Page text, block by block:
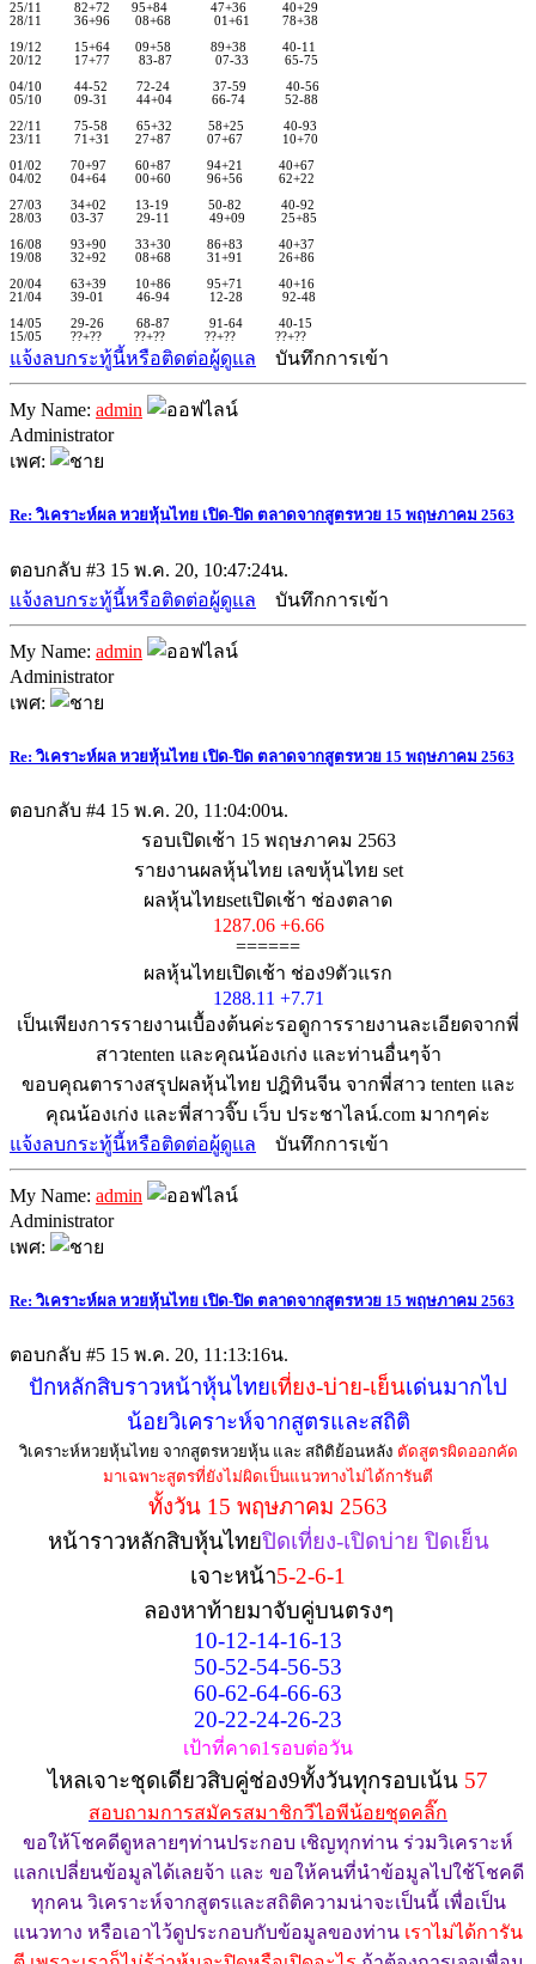
25/11 82+72 95+84 47+36 40+29
28/11 36+96 08+68 01+61 78+38
19/12 15+64 09+58 89+38 40-11
20/12 17+77 83-87 07-33 65-75
04/10 44-52 72-24 37-59 40-56
05/10 09-31 44+04 66-74 52-88
22/11 75-58 65+32 58+25 40-93
23/11 71+31 27+87 07+67 10+70
01/02 70+97 60+87 94+21 40+67
04/02 04+64 00+60 96+56 62+22
27/03 34+02 13-19 50-82 40-92
28/03 03-37 29-11 49+09 25+85
16/08 93+90 33+30 86+83 40+37
19/08 32+92 08+68 31+91 26+86
20/04 63+39 10+86 95+71 40+16
21/04 39-01 46-94 12-28 92-48
14/05 29-26 68-87 91-64 40-15
15/05 ??+?? ??+?? ??+?? ??+??
แจ้งลบกระทู้นี้หรือติดต่อผู้ดูแล บันทึกการเข้า
My Name: admin
Administrator
เพศ:
Re: วิเคราะห์ผล หวยหุ้นไทย เปิด-ปิด ตลาดจากสูตรหวย 15 พฤษภาคม 2563
ตอบกลับ #3 15 พ.ค. 20, 10:47:24น.
แจ้งลบกระทู้นี้หรือติดต่อผู้ดูแล
บันทึกการเข้า
My Name: admin
Administrator
เพศ:
Re: วิเคราะห์ผล หวยหุ้นไทย เปิด-ปิด ตลาดจากสูตรหวย 15 พฤษภาคม 2563
ตอบกลับ #4 15 พ.ค. 20, 11:04:00น.
รอบเปิดเช้า 15 พฤษภาคม 2563
รายงานผลหุ้นไทย เลขหุ้นไทย set
ผลหุ้นไทยsetเปิดเช้า ช่องตลาด
1287.06 +6.66
======
ผลหุ้นไทยเปิดเช้า ช่อง9ตัวแรก
1288.11 +7.71
เป็นเพียงการรายงานเบื้องต้นค่ะรอดูการรายงานละเอียดจากพี่
สาวtenten และคุณน้องเก่ง และท่านอื่นๆจ้า
ขอบคุณตารางสรุปผลหุ้นไทย ปฎิทินจีน จากพี่สาว tenten และ
คุณน้องเก่ง และพี่สาวจิ๊บ เว็บ ประชาไลน์.com มากๆค่ะ
แจ้งลบกระทู้นี้หรือติดต่อผู้ดูแล
บันทึกการเข้า
My Name: admin
Administrator
เพศ:
Re: วิเคราะห์ผล หวยหุ้นไทย เปิด-ปิด ตลาดจากสูตรหวย 15 พฤษภาคม 2563
ตอบกลับ #5 15 พ.ค. 20, 11:13:16น.
ปักหลักสิบราวหน้าหุ้นไทยเที่ยง-บ่าย-เย็นเด่นมากไป
น้อยวิเคราะห์จากสูตรและสถิติ
วิเคราะห์หวยหุ้นไทย จากสูตรหวยหุ้น และ สถิติย้อนหลัง ตัดสูตรผิดออกคัด
มาเฉพาะสูตรที่ยังไม่ผิดเป็นแนวทางไม่ได้การันตี
ทั้งวัน 15 พฤษภาคม 2563
หน้าราวหลักสิบหุ้นไทยปิดเที่ยง-เปิดบ่าย ปิดเย็น
เจาะหน้า5-2-6-1
ลองหาท้ายมาจับคู่บนตรงๆ
10-12-14-16-13
50-52-54-56-53
60-62-64-66-63
20-22-24-26-23
เป้าที่คาด1รอบต่อวัน
ไหลเจาะชุดเดียวสิบคู่ช่อง9ทั้งวันทุกรอบเน้น 57
สอบถามการสมัครสมาชิกวีไอพีน้อยชุดคลิ๊ก
ขอให้โชคดีดูหลายๆท่านประกอบ เชิญทุกท่าน ร่วมวิเคราะห์
แลกเปลี่ยนข้อมูลได้เลยจ้า และ ขอให้คนที่นำข้อมูลไปใช้โชคดี
ทุกคน วิเคราะห์จากสูตรและสถิติความน่าจะเป็นนี้ เพื่อเป็น
แนวทาง หรือเอาไว้ดูประกอบกับข้อมูลของท่าน เราไม่ได้การัน